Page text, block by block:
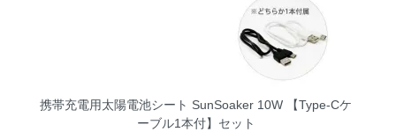
携帯充電用太陽電池シート SunSoaker 10W 【Type-Cケ
ーブル1本付】セット